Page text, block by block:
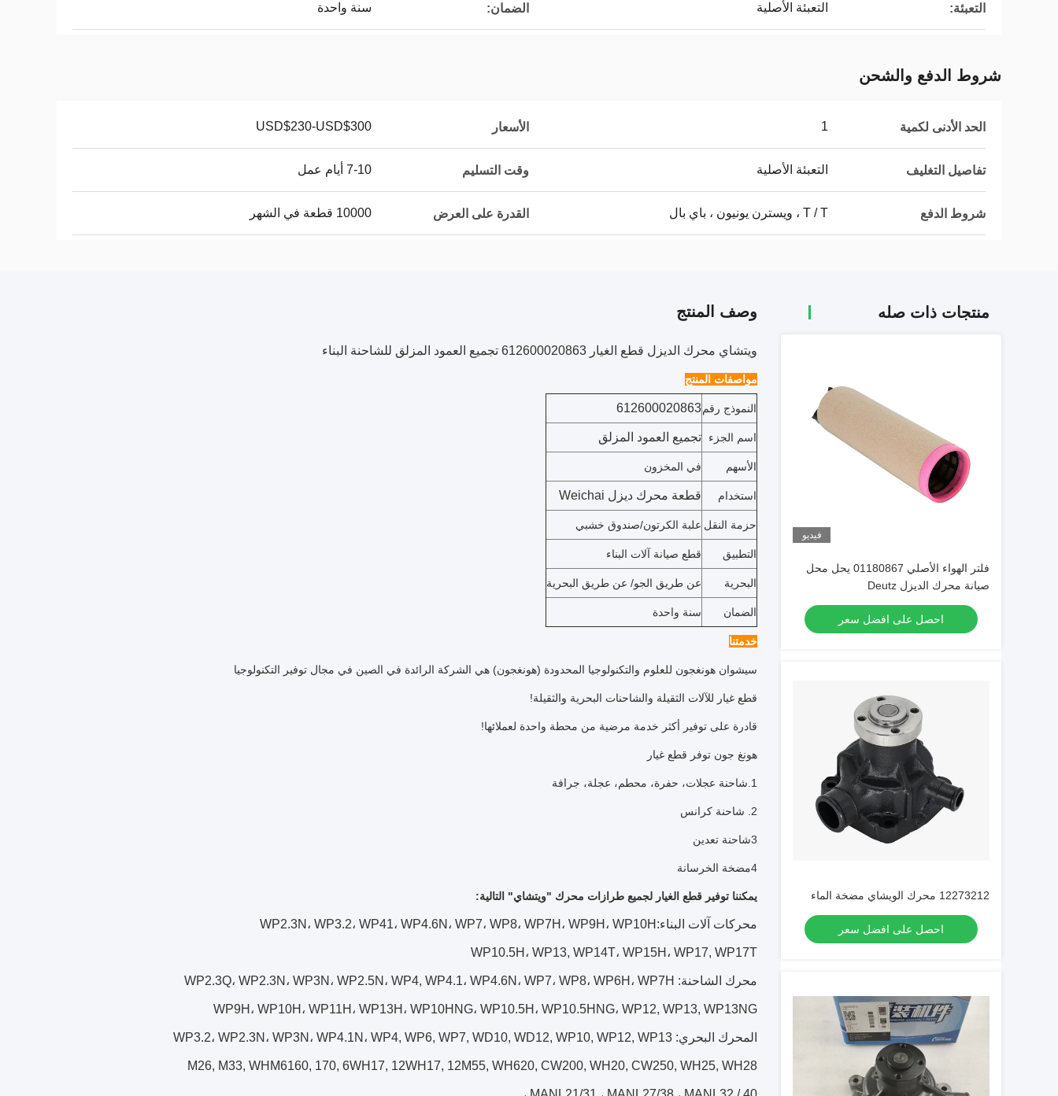
التعبئة: التعبئة الأصلية الضمان: سنة واحدة
شروط الدفع والشحن
الحد الأدنى لكمية 1 الأسعار USD$230-USD$300
تفاصيل التغليف التعبئة الأصلية وقت التسليم 7-10 أيام عمل
شروط الدفع T / T ، ويسترن يونيون ، باي بال القدرة على العرض 10000 قطعة في الشهر
منتجات ذات صله
فيديو
فلتر الهواء الأصلي 01180867 يحل محل
صيانة محرك الديزل Deutz
احصل على افضل سعر
12273212 محرك الويشاي مضخة الماء
احصل على افضل سعر
وصف المنتج
ويتشاي محرك الديزل قطع الغيار 612600020863 تجميع العمود المزلق للشاحنة البناء
مواصفات المنتج
النموذج رقم612600020863
اسم الجزء تجميع العمود المزلق
الأسهم في المخزون
استخدام قطعة محرك ديزل Weichai
حزمة النقل علبة الكرتون/صندوق خشبي
التطبيق قطع صيانة آلات البناء
البحرية عن طريق الجو/ عن طريق البحرية
الضمان سنة واحدة
خدمتنا
سيشوان هونغجون للعلوم والتكنولوجيا المحدودة (هونغجون) هي الشركة الرائدة في الصين في مجال توفير التكنولوجيا
قطع غيار للآلات الثقيلة والشاحنات البحرية والثقيلة!
قادرة على توفير أكثر خدمة مرضية من محطة واحدة لعملائها!
هونغ جون توفر قطع غيار
1.شاحنة عجلات، حفرة، محطم، عجلة، جرافة
2. شاحنة كرانس
3شاحنة تعدين
4مضخة الخرسانة
يمكننا توفير قطع الغيار لجميع طرازات محرك "ويتشاي" التالية:
محركات آلات البناء:WP2.3N، WP3.2، WP41، WP4.6N، WP7، WP8، WP7H، WP9H، WP10H
WP10.5H، WP13, WP14T، WP15H، WP17, WP17T
محرك الشاحنة: WP2.3Q، WP2.3N، WP3N، WP2.5N، WP4, WP4.1، WP4.6N، WP7، WP8، WP6H، WP7H
WP9H، WP10H، WP11H، WP13H، WP10HNG، WP10.5H، WP10.5HNG، WP12, WP13, WP13NG
المحرك البحري: WP3.2، WP2.3N، WP3N، WP4.1N، WP4, WP6, WP7, WD10, WD12, WP10, WP12, WP13
M26, M33, WHM6160, 170, 6WH17, 12WH17, 12M55, WH620, CW200, WH20, CW250, WH25, WH28